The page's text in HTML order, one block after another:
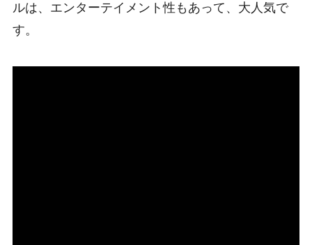
ルは、エンターテイメント性もあって、大人気で
す。